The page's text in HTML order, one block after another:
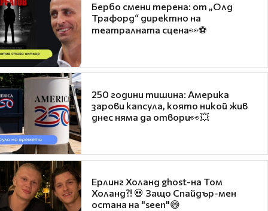
Бербо смени терена: от „Олд
Трафорд“ директно на
театралната сцена👀⚽
250 години тишина: Америка
зарови капсула, която никой жив
днес няма да отвори👀💥
Ерлинг Холанд ghost-на Том
Холанд?! 💀 Защо Спайдър-мен
остана на "seen"😅